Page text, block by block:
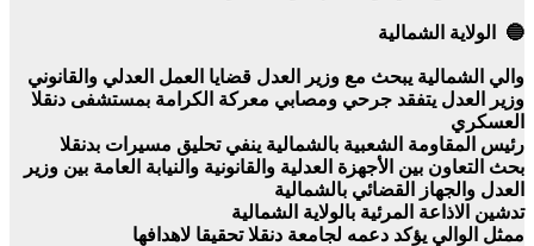
🔵 الولاية الشمالية
والي الشمالية يبحث مع وزير العدل قضايا العمل العدلي والقانوني
وزير العدل يتفقد جرحي ومصابي معركة الكرامة بمستشفى دنقلا
العسكري
رئيس المقاومة الشعبية بالشمالية ينفي تحليق مسيرات بدنقلا
بحث التعاون بين الأجهزة العدلية والقانونية والنيابة العامة بين وزير
العدل والجهاز القضائي بالشمالية
تدشين الاذاعة المرئية بالولاية الشمالية
ممثل الوالي يؤكد دعمه لجامعة دنقلا تحقيقا لاهدافها